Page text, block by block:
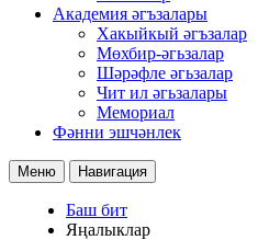
Академия әгъзалары
Хакыйкый әгъзалар
Мөхбир-әгьзалар
Шәрәфле әгьзалар
Чит ил әгьзалары
Мемориал
Фәнни эшчәнлек
Меню Навигация
Баш бит
Яңалыклар